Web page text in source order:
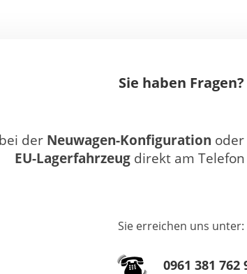
Sie haben Fragen?
der Neuwagen-Konfiguration
EU-Lagerfahrzeugdirekt am Telefon
Sie erreichen uns unter:
0961 381 762